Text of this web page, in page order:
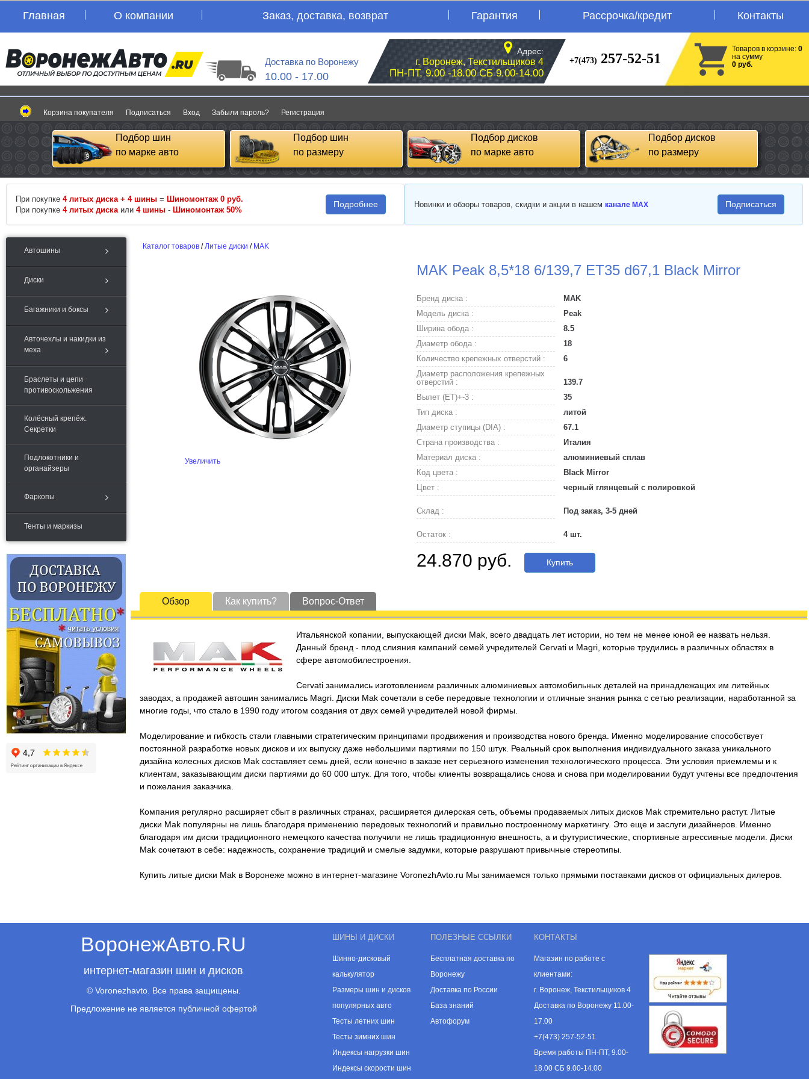
Главная О компании Заказ, доставка, возврат Гарантия Рассрочка/кредит Контакты
Доставка по Воронежу
10.00 - 17.00
Адрес:
г. Воронеж, Текстильщиков 4
ПН-ПТ, 9.00 -18.00 СБ 9.00-14.00
+7(473) 257-52-51
Товаров в корзине: 0
на сумму
0 руб.
Корзина покупателя Подписаться Вход Забыли пароль? Регистрация
Подбор шин
по марке авто
Подбор шин
по размеру
Подбор дисков
по марке авто
Подбор дисков
по размеру
При покупке 4 литых диска + 4 шины = Шиномонтаж 0 руб.
При покупке 4 литых диска или 4 шины - Шиномонтаж 50%
Подробнее Новинки и обзоры товаров, скидки и акции в нашем канале MAX Подписаться
Автошины
Диски
Багажники и боксы
Авточехлы и накидки из
меха
Браслеты и цепи
противоскольжения
Колёсный крепёж.
Секретки
Подлокотники и
органайзеры
Фаркопы
Тенты и маркизы
Каталог товаров /Литые диски / MAK
MAK Peak 8,5*18 6/139,7 ET35 d67,1 Black Mirror
Увеличить
Бренд диска :
MAK
Модель диска :
Peak
Ширина обода :
8.5
Диаметр обода :
18
Количество крепежных отверстий :
6
Диаметр расположения крепежных
отверстий :
139.7
Вылет (ET)+-3 :
35
Тип диска :
литой
Диаметр ступицы (DIA) :
67.1
Страна производства :
Италия
Материал диска :
алюминиевый сплав
Код цвета :
Black Mirror
Цвет :
черный глянцевый с полировкой
Склад : Под заказ, 3-5 дней
Остаток : 4 шт.
24.870 руб. Купить
Обзор Как купить? Вопрос-Ответ
Итальянской копании, выпускающей диски Mak, всего двадцать лет истории, но тем не менее юной ее назвать нельзя.
Данный бренд - плод слияния кампаний семей учредителей Cervati и Magri, которые трудились в различных областях в
сфере автомобилестроения.
Cervati занимались изготовлением различных алюминиевых автомобильных деталей на принадлежащих им литейных
заводах, а продажей автошин занимались Magri. Диски Mak сочетали в себе передовые технологии и отличные знания рынка с сетью реализации, наработанной за
многие годы, что стало в 1990 году итогом создания от двух семей учредителей новой фирмы.
Моделирование и гибкость стали главными стратегическим принципами продвижения и производства нового бренда. Именно моделирование способствует
постоянной разработке новых дисков и их выпуску даже небольшими партиями по 150 штук. Реальный срок выполнения индивидуального заказа уникального
дизайна колесных дисков Mak составляет семь дней, если конечно в заказе нет серьезного изменения технологического процесса. Эти условия приемлемы и к
клиентам, заказывающим диски партиями до 60 000 штук. Для того, чтобы клиенты возвращались снова и снова при моделировании будут учтены все предпочтения
и пожелания заказчика.
Компания регулярно расширяет сбыт в различных странах, расширяется дилерская сеть, объемы продаваемых литых дисков Mak стремительно растут. Литые
диски Mak популярны не лишь благодаря применению передовых технологий и правильно построенному маркетингу. Это еще и заслуги дизайнеров. Именно
благодаря им диски традиционного немецкого качества получили не лишь традиционную внешность, а и футуристические, спортивные агрессивные модели. Диски
Mak сочетают в себе: надежность, сохранение традиций и смелые задумки, которые разрушают привычные стереотипы.
Купить литые диски Mak в Воронеже можно в интернет-магазине VoronezhAvto.ru Мы занимаемся только прямыми поставками дисков от официальных дилеров.
ВоронежАвто.RU
интернет-магазин шин и дисков
© Voronezhavto. Все права защищены.
Предложение не является публичной офертой
ШИНЫ И ДИСКИ
Шинно-дисковый
калькулятор
Размеры шин и дисков
популярных авто
Тесты летних шин
Тесты зимних шин
Индексы нагрузки шин
Индексы скорости шин
ПОЛЕЗНЫЕ ССЫЛКИ
Бесплатная доставка по
Воронежу
Доставка по России
База знаний
Автофорум
КОНТАКТЫ
Магазин по работе с
клиентами:
г. Воронеж, Текстильщиков 4
Доставка по Воронежу 11.00-
17.00
+7(473) 257-52-51
Время работы ПН-ПТ, 9.00-
18.00 СБ 9.00-14.00